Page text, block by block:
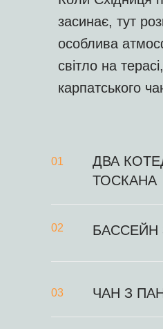
03 ЧАН З
02 БАССЕЙН
ДВА
ТОСКАНА
01
засинає, тут
особлива
світло на
карпатського